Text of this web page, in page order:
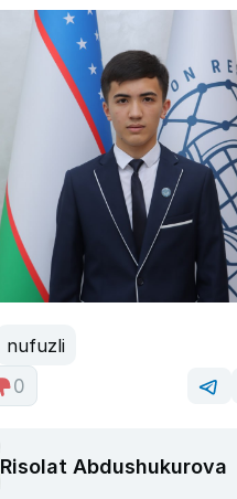
nufuzli
0
Risolat Abdushukurova